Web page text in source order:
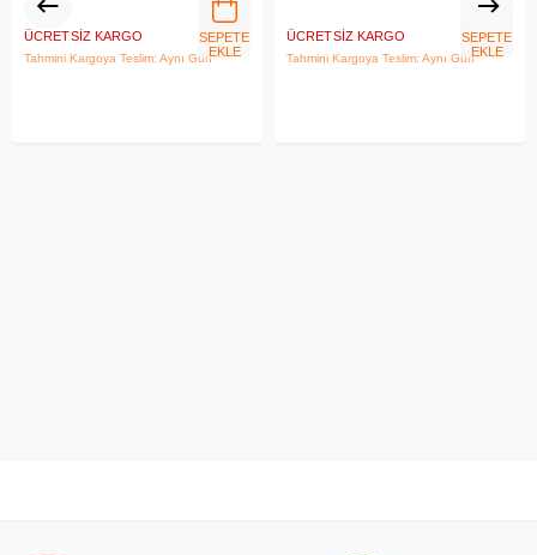
ÜCRETSIZ KARGO
Tahmini Kargoya Teslim: Aynı Gün
SEPETE
EKLE
ÜCRETSIZ KARGO
Tahmini Kargoya Teslim: Aynı Gün
SEPETE
EKLE